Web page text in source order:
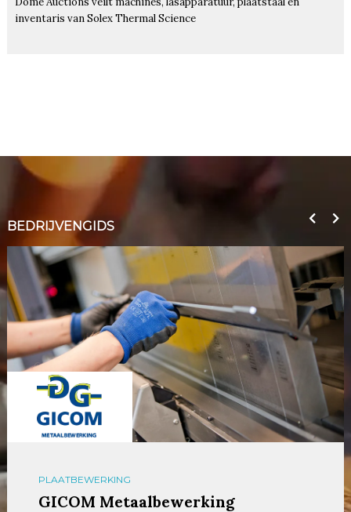
inventaris van Solex Thermal Science
BEDRIJVENGIDS
PLAATBEWERKING
GICOM Metaalbewerking